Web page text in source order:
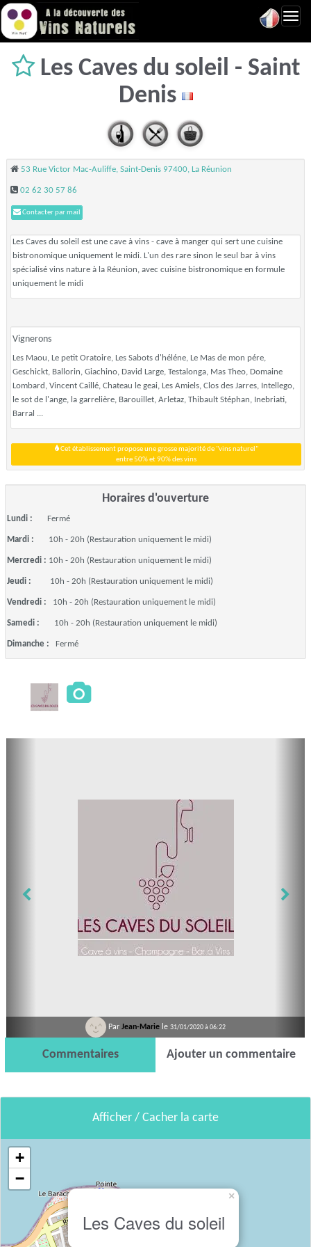
Les Caves du soleil - Saint
Denis
53 Rue Victor Mac-Auliffe, Saint-Denis 97400, La Réunion
02 62 30 57 86
Contacter par mail
Les Caves du soleil est une cave à vins - cave à manger qui sert une cuisine
bistronomique uniquement le midi. L'un des rare sinon le seul bar à vins
spécialisé vins nature à la Réunion, avec cuisine bistronomique en formule
uniquement le midi
Vignerons
Les Maou, Le petit Oratoire, Les Sabots d'héléne, Le Mas de mon pére,
Geschickt, Ballorin, Giachino, David Large, Testalonga, Mas Theo, Domaine
Lombard, Vincent Caillé, Chateau le geai, Les Amiels, Clos des Jarres, Intellego,
le sot de l'ange, la garrelière, Barouillet, Arletaz, Thibault Stéphan, Inebriati,
Barral ...
Cet établissement propose une grosse majorité de "vins naturel"
entre 50% et 90% des vins
Horaires d'ouverture
Lundi : Fermé
Mardi : 10h - 20h (Restauration uniquement le midi)
Mercredi : 10h - 20h (Restauration uniquement le midi)
Jeudi : 10h - 20h (Restauration uniquement le midi)
Vendredi : 10h - 20h (Restauration uniquement le midi)
Samedi : 10h - 20h (Restauration uniquement le midi)
Dimanche : Fermé
Par Jean-Marie le 31/01/2020 à 06:22
Commentaires Ajouter un commentaire
Afficher / Cacher la carte
Les Caves du soleil
×
+
−